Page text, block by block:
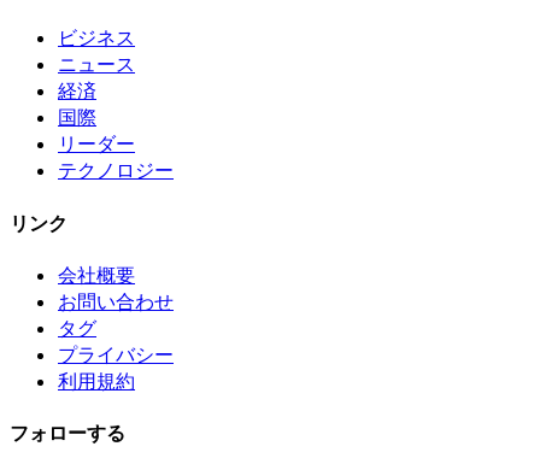
ビジネス
ニュース
経済
国際
リーダー
テクノロジー
リンク
会社概要
お問い合わせ
タグ
プライバシー
利用規約
フォローする